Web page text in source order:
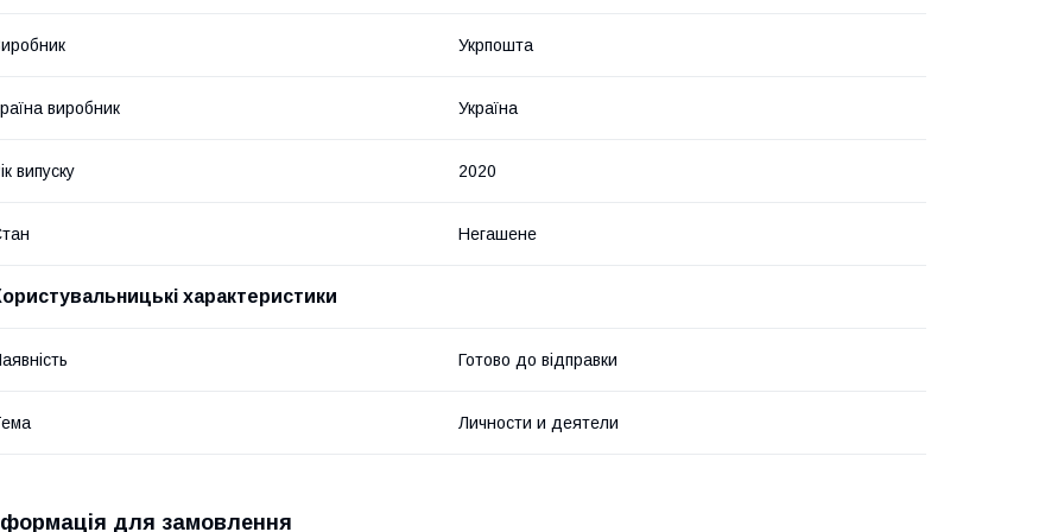
Укрпошта
виробник Україна
випуску 2020
Негашене
характеристики
Готово до відправки
Личности и деятели
для замовлення